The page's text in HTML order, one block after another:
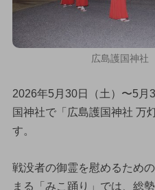
広島護国神
2026年5月30日（土）〜5月
国神社で「広島護国神社 万
す。
戦没者の御霊を慰めるため
まる「みこ踊り」では、総